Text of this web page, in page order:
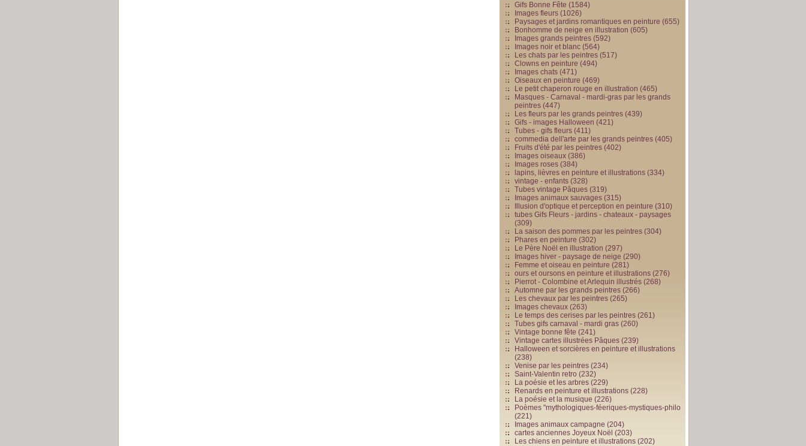
Gifs Bonne Fête (1584)
Images fleurs (1026)
Paysages et jardins romantiques en peinture (655)
Bonhomme de neige en illustration (605)
Images grands peintres (592)
Images noir et blanc (564)
Les chats par les peintres (517)
Clowns en peinture (494)
Images chats (471)
Oiseaux en peinture (469)
Le petit chaperon rouge en illustration (465)
Masques - Carnaval - mardi-gras par les grands
peintres (447)
Les fleurs par les grands peintres (439)
Gifs - images Halloween (421)
Tubes - gifs fleurs (411)
commedia dell'arte par les grands peintres (405)
Fruits d'été par les peintres (402)
Images oiseaux (386)
Images roses (384)
lapins, lièvres en peinture et illustrations (334)
vintage - enfants (328)
Tubes vintage Pâques (319)
Images animaux sauvages (315)
Illusion d'optique et perception en peinture (310)
tubes Gifs Fleurs - jardins - chateaux - paysages
(309)
La saison des pommes par les peintres (304)
Phares en peinture (302)
Le Père Noël en illustration (297)
Images hiver - paysage de neige (290)
Femme et oiseau en peinture (281)
ours et oursons en peinture et illustrations (276)
Pierrot - Colombine et Arlequin illustrés (268)
Automne par les grands peintres (266)
Les chevaux par les peintres (265)
Images chevaux (263)
Le temps des cerises par les peintres (261)
Tubes gifs carnaval - mardi gras (260)
Vintage bonne fête (241)
Vintage cartes illustrées Pâques (239)
Halloween et sorcières en peinture et illustrations
(238)
Venise par les peintres (234)
Saint-Valentin retro (232)
La poésie et les arbres (229)
Renards en peinture et illustrations (228)
La poésie et la musique (226)
Poèmes "mythologiques-féeriques-mystiques-philo
(221)
Images animaux campagne (204)
cartes anciennes Joyeux Noël (203)
Les chiens en peinture et illustrations (202)